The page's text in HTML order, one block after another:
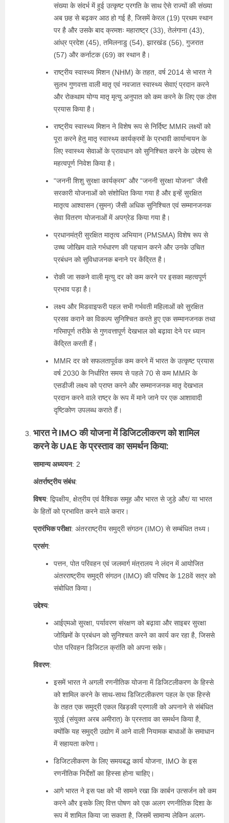
संख्या के संदर्भ में हुई उत्कृष्ट प्रगति के साथ ऐसे राज्यों की संख्या
अब छह से बढ़कर आठ हो गई है, जिसमें केरल (19) प्रथम स्थान
पर है और उसके बाद क्रमशः महाराष्ट्र (33), तेलंगाना (43),
आंध्र प्रदेश (45), तमिलनाडु (54), झारखंड (56), गुजरात
(57) और कर्नाटक (69) का स्थान है।
राष्ट्रीय स्वास्थ्य मिशन (NHM) के तहत, वर्ष 2014 से भारत ने
सुलभ गुणवत्ता वाली मातृ एवं नवजात स्वास्थ्य सेवाएं प्रदान करने
और रोकथाम योग्य मातृ मृत्यु अनुपात को कम करने के लिए एक ठोस
प्रयास किया है।
राष्ट्रीय स्वास्थ्य मिशन ने विशेष रूप से निर्दिष्ट MMR लक्ष्यों को
पूरा करने हेतु मातृ स्वास्थ्य कार्यक्रमों के प्रभावी कार्यान्वयन के
लिए स्वास्थ्य सेवाओं के प्रावधान को सुनिश्चित करने के उद्देश्य से
महत्वपूर्ण निवेश किया है।
“जननी शिशु सुरक्षा कार्यक्रम” और “जननी सुरक्षा योजना” जैसी
सरकारी योजनाओं को संशोधित किया गया है और इन्हें सुरक्षित
मातृत्व आश्वासन (सुमन) जैसी अधिक सुनिश्चित एवं सम्मानजनक
सेवा वितरण योजनाओं में अपग्रेड किया गया है।
प्रधानमंत्री सुरक्षित मातृत्व अभियान (PMSMA) विशेष रूप से
उच्च जोखिम वाले गर्भधारण की पहचान करने और उनके उचित
प्रबंधन को सुविधाजनक बनाने पर केंद्रित है।
रोकी जा सकने वाली मृत्यु दर को कम करने पर इसका महत्वपूर्ण
प्रभाव पड़ा है।
लक्ष्य और मिडवाइफरी पहल सभी गर्भवती महिलाओं को सुरक्षित
प्रसव कराने का विकल्प सुनिश्चित करते हुए एक सम्मानजनक तथा
गरिमापूर्ण तरीके से गुणवत्तापूर्ण देखभाल को बढ़ावा देने पर ध्यान
केंद्रित करती हैं।
MMR दर को सफलतापूर्वक कम करने में भारत के उत्कृष्ट प्रयास
वर्ष 2030 के निर्धारित समय से पहले 70 से कम MMR के
एसडीजी लक्ष्य को प्राप्त करने और सम्मानजनक मातृ देखभाल
प्रदान करने वाले राष्ट्र के रूप में माने जाने पर एक आशावादी
दृष्टिकोण उपलब्ध कराते हैं।
भारत ने IMO की योजना में डिजिटलीकरण को शामिल
करने के UAE के प्रस्ताव का समर्थन किया:
सामान्य अध्ययन: 2
अंतर्राष्ट्रीय संबंध:
विषय: द्विपक्षीय, क्षेत्रीय एवं वैश्विक समूह और भारत से जुड़े और/ या भारत
के हितों को प्रभावित करने वाले करार।
प्रारंभिक परीक्षा: अंतरराष्ट्रीय समुद्री संगठन (IMO) से सम्बंधित तथ्य।
प्रसंग:
पत्तन, पोत परिवहन एवं जलमार्ग मंत्रालय ने लंदन में आयोजित
अंतरराष्ट्रीय समुद्री संगठन (IMO) की परिषद के 128वें सत्र को
संबोधित किया।
उद्देश्य:
आईएमओ सुरक्षा, पर्यावरण संरक्षण को बढ़ावा और साइबर सुरक्षा
जोखिमों के प्रबंधन को सुनिश्चत करने का कार्य कर रहा है, जिससे
पोत परिवहन डिजिटल क्रांति को अपना सके।
विवरण:
इसमें भारत ने अगली रणनीतिक योजना में डिजिटलीकरण के हिस्से
को शामिल करने के साथ-साथ डिजिटलीकरण पहल के एक हिस्से
के तहत एक समुद्री एकल खिड़की प्रणाली को अपनाने से संबंधित
यूएई (संयुक्त अरब अमीरात) के प्रस्ताव का समर्थन किया है,
क्योंकि यह समुद्री उद्योग में आने वाली नियामक बाधाओं के समाधान
में सहायता करेगा।
डिजिटलीकरण के लिए समयबद्ध कार्य योजना, IMO के इस
रणनीतिक निर्देशों का हिस्सा होना चाहिए।
आगे भारत ने इस पक्ष को भी सामने रखा कि कार्बन उत्सर्जन को कम
करने और इसके लिए वित्त पोषण को एक अलग रणनीतिक दिशा के
रूप में शामिल किया जा सकता है, जिसमें सामान्य लेकिन अलग-